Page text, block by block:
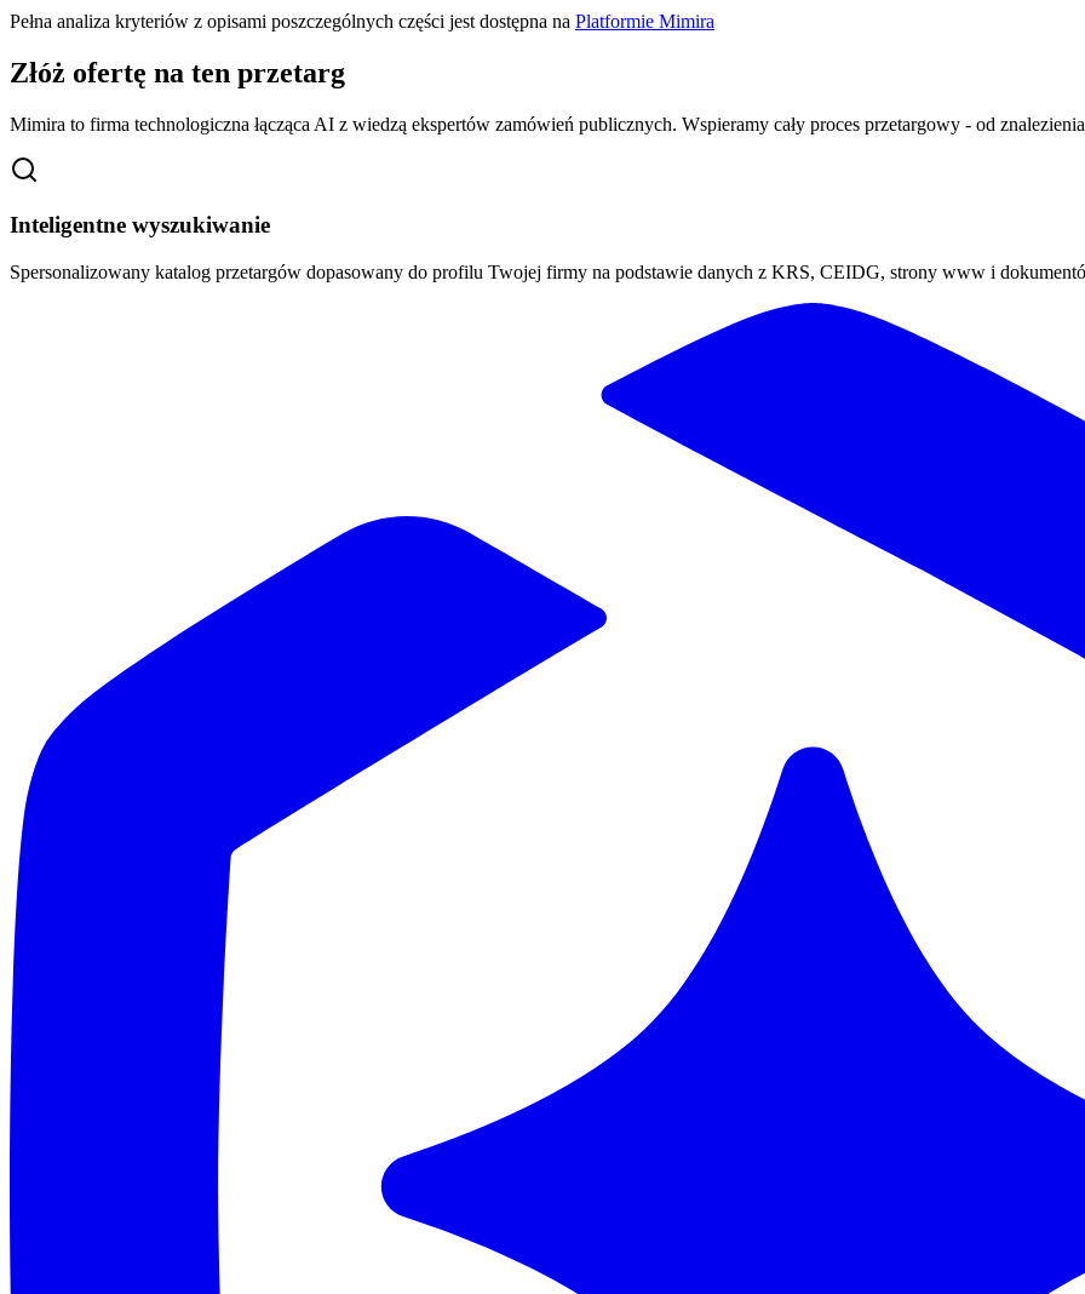
Pełna analiza kryteriów z opisami poszczególnych części jest dostępna na Platformie Mimira
Złóż ofertę na ten przetarg
Mimira to firma technologiczna łącząca AI z wiedzą ekspertów zamówień publicznych. Wspieramy cały proces przetargowy - od
Inteligentne wyszukiwanie
Spersonalizowany katalog przetargów dopasowany do profilu Twojej firmy na podstawie danych z KRS, CEIDG, strony www i